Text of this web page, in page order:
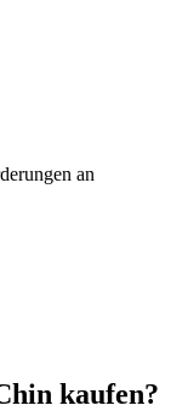
an
kaufen?